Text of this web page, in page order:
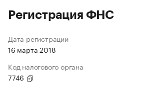
Регистрация ФНС
Дата регистрации
16 марта 2018
Код налогового органа
7746